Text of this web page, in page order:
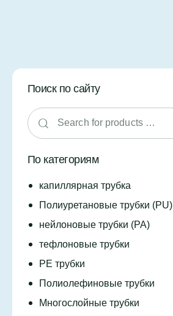
Поиск по сайту
По категориям
капиллярная трубка
Полиуретановые трубки (PU)
нейлоновые трубки (PA)
тефлоновые трубки
PE трубки
Полиолефиновые трубки
Многослойные трубки